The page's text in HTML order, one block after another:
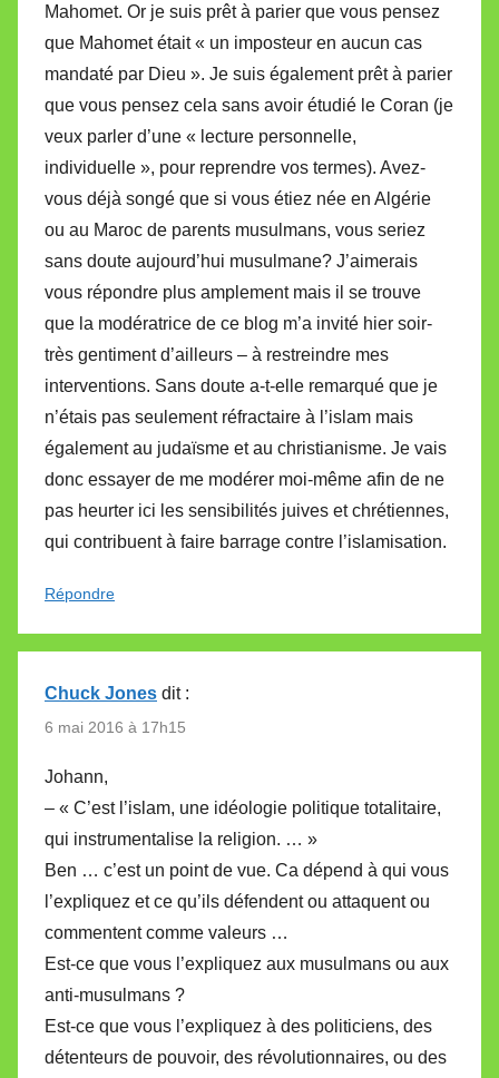
Mahomet. Or je suis prêt à parier que vous pensez
que Mahomet était « un imposteur en aucun cas
mandaté par Dieu ». Je suis également prêt à parier
que vous pensez cela sans avoir étudié le Coran (je
veux parler d’une « lecture personnelle,
individuelle », pour reprendre vos termes). Avez-
vous déjà songé que si vous étiez née en Algérie
ou au Maroc de parents musulmans, vous seriez
sans doute aujourd’hui musulmane? J’aimerais
vous répondre plus amplement mais il se trouve
que la modératrice de ce blog m’a invité hier soir-
très gentiment d’ailleurs – à restreindre mes
interventions. Sans doute a-t-elle remarqué que je
n’étais pas seulement réfractaire à l’islam mais
également au judaïsme et au christianisme. Je vais
donc essayer de me modérer moi-même afin de ne
pas heurter ici les sensibilités juives et chrétiennes,
qui contribuent à faire barrage contre l’islamisation.
Répondre
Chuck Jones dit :
6 mai 2016 à 17h15
Johann,
– « C’est l’islam, une idéologie politique totalitaire,
qui instrumentalise la religion. … »
Ben … c’est un point de vue. Ca dépend à qui vous
l’expliquez et ce qu’ils défendent ou attaquent ou
commentent comme valeurs …
Est-ce que vous l’expliquez aux musulmans ou aux
anti-musulmans ?
Est-ce que vous l’expliquez à des politiciens, des
détenteurs de pouvoir, des révolutionnaires, ou des